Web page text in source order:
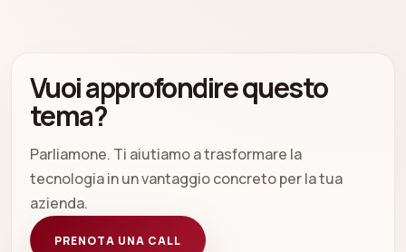
Vuoi approfondire questo
tema?
Parliamone. Ti aiutiamo a trasformare la
tecnologia in un vantaggio concreto per la tua
azienda.
PRENOTA UNA CALL